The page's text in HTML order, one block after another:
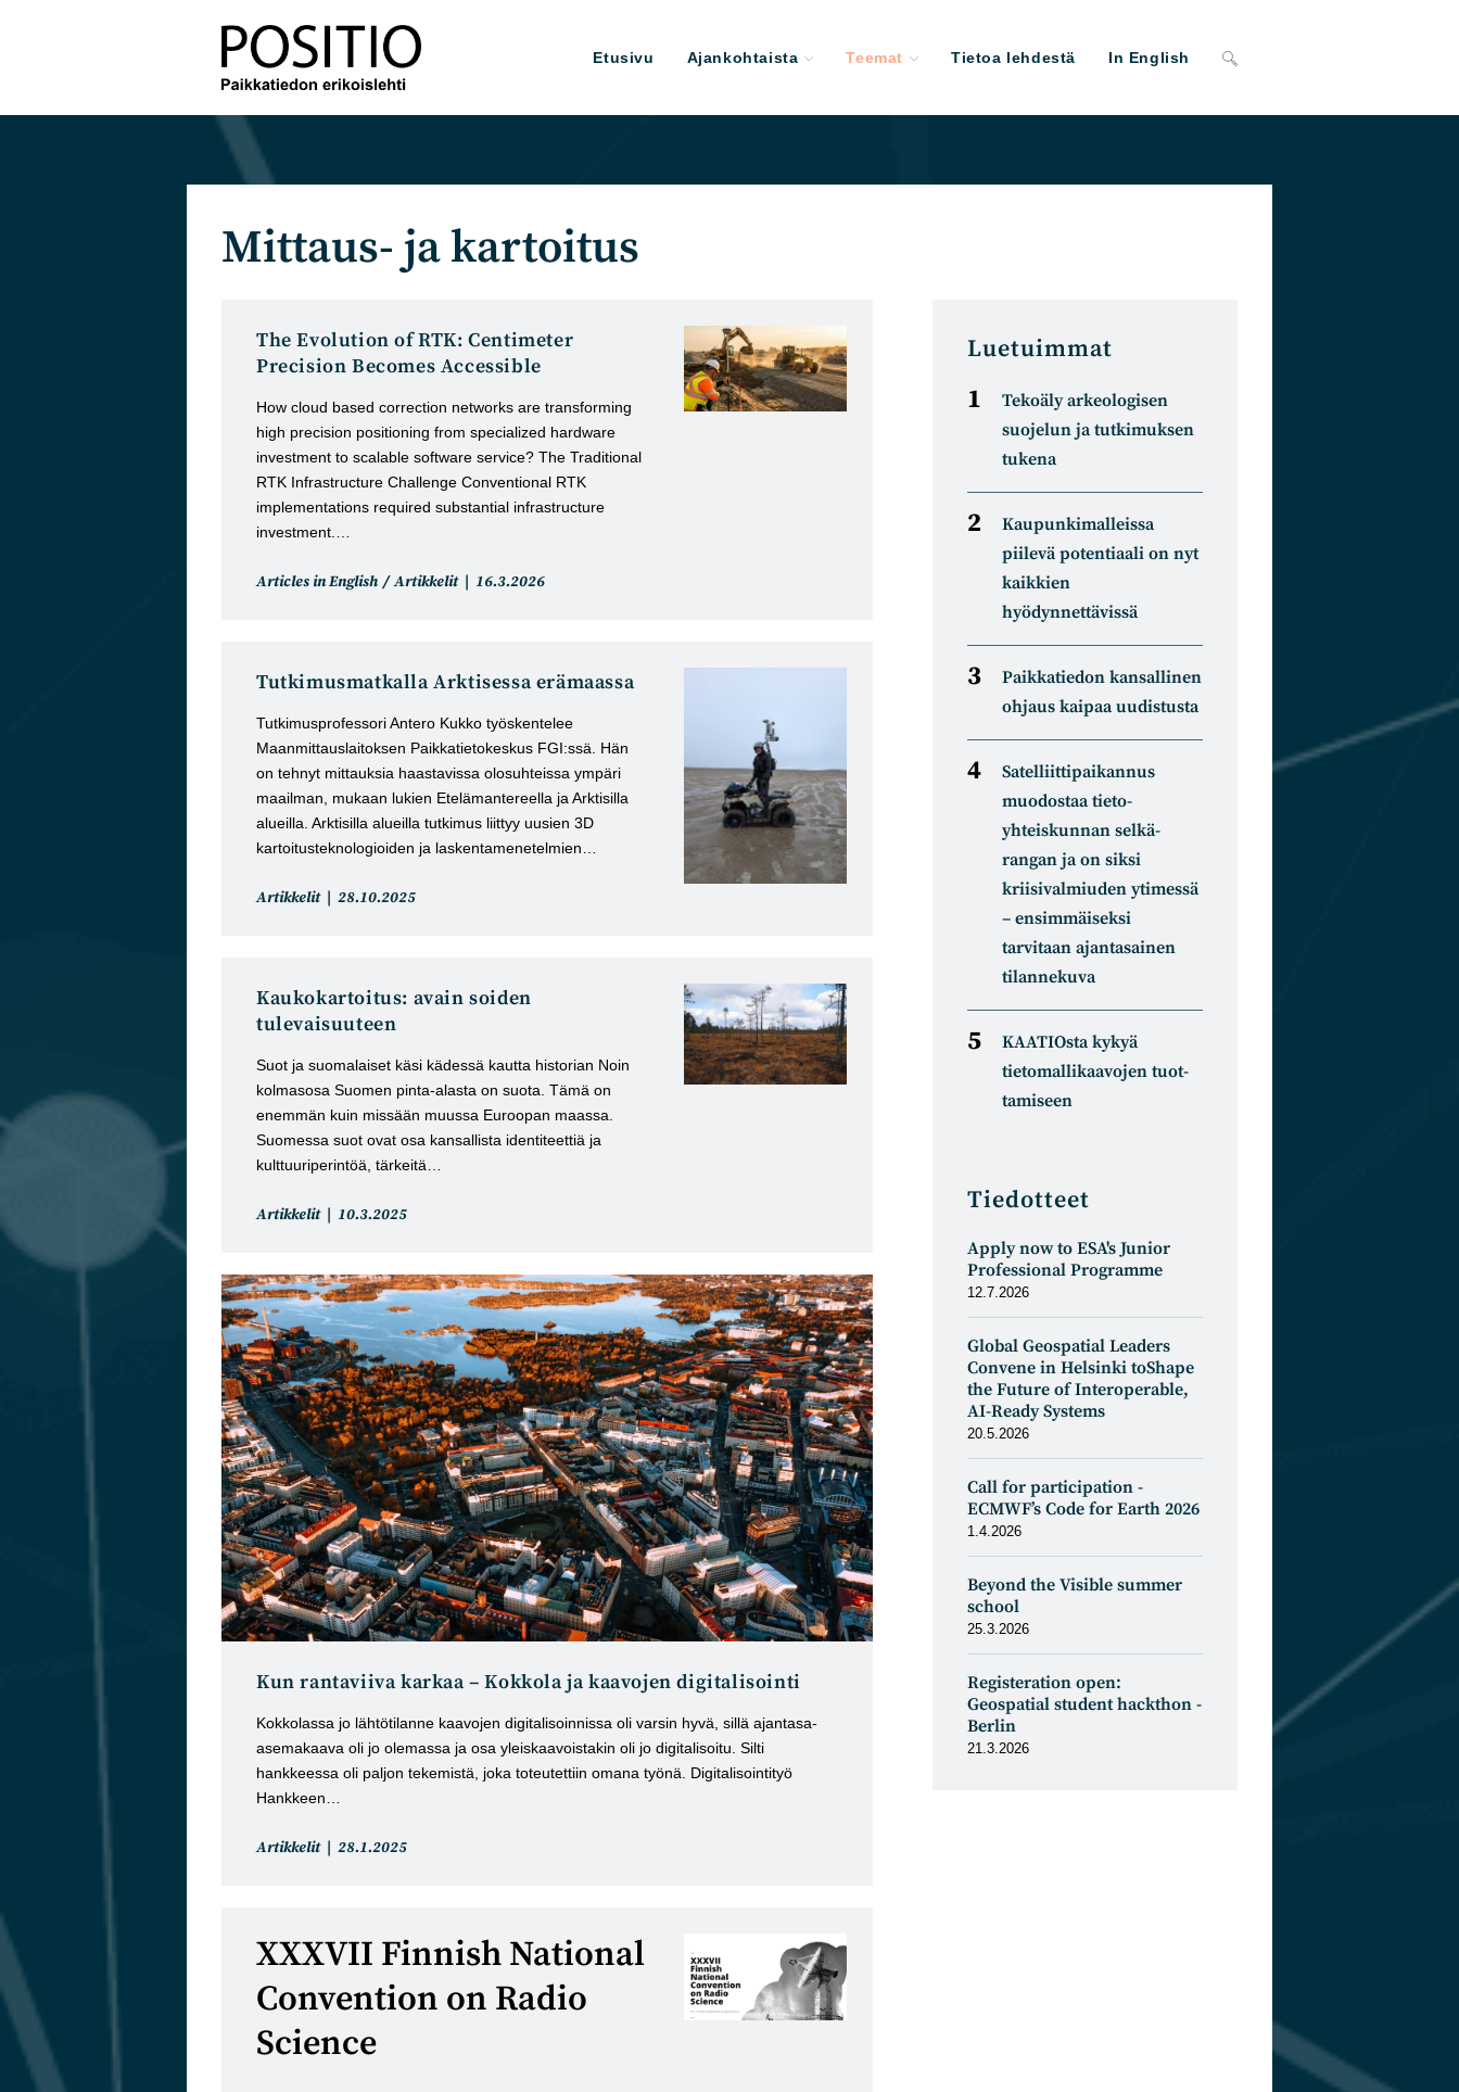
Etusivu Ajankohtaista Teemat Tietoa lehdestä In English Toggle
Mittaus- ja kartoitus
The Evolution of RTK: Centimeter
Precision Becomes Accessible
How cloud based correction networks are transforming
high precision positioning from specialized hardware
investment to scalable software service? The Traditional
RTK Infrastructure Challenge Conventional RTK
implementations required substantial infrastructure
investment.…
Artikkelin
Articles in English / Artikkelit
Artikkeli
16.3.2026
Tutkimusmatkalla Arktisessa erämaassa
Tutkimusprofessori Antero Kukko työskentelee
Maanmittauslaitoksen Paikkatietokeskus FGI:ssä. Hän
on tehnyt mittauksia haastavissa olosuhteissa ympäri
maailman, mukaan lukien Etelämantereella ja Arktisilla
alueilla. Arktisilla alueilla tutkimus liittyy uusien 3D
kartoitusteknologioiden ja laskentamenetelmien…
Artikkelin
Artikkelit
Artikkeli
28.10.2025
Kaukokartoitus: avain soiden
tulevaisuuteen
Suot ja suomalaiset käsi kädessä kautta historian Noin
kolmasosa Suomen pinta-alasta on suota. Tämä on
enemmän kuin missään muussa Euroopan maassa.
Suomessa suot ovat osa kansallista identiteettiä ja
kulttuuriperintöä, tärkeitä…
Artikkelin
Artikkelit
Artikkeli
10.3.2025
Kun rantaviiva karkaa – Kokkola ja kaavojen digitalisointi
Kokkolassa jo lähtötilanne kaavojen digitalisoinnissa oli varsin hyvä, sillä ajantasa-
asemakaava oli jo olemassa ja osa yleiskaavoistakin oli jo digitalisoitu. Silti
hankkeessa oli paljon tekemistä, joka toteutettiin omana työnä. Digitalisointityö
Hankkeen…
Artikkelin
Artikkelit
Artikkeli
28.1.2025
XXXVII Finnish National
Convention on Radio
Science
Luetuimmat
Tekoäly arkeologisen
suojelun ja tutkimuksen
tukena
Kaupunkimalleissa
piilevä potentiaali on nyt
kaikkien
hyödynnettävissä
Paikkatiedon kansallinen
ohjaus kaipaa uudistusta
Satelliitti­paikannus
muodostaa tieto­
yhteiskunnan selkä­
rangan ja on siksi
kriisivalmiuden ytimessä
– ensimmäiseksi
tarvitaan ajantasainen
tilannekuva
KAATIOsta kykyä
tietomal­likaa­vojen tuot­
tamiseen
Tiedotteet
Apply now to ESA's Junior
Professional Programme
12.7.2026
Global Geospatial Leaders
Convene in Helsinki toShape
the Future of Interoperable,
AI-Ready Systems
20.5.2026
Call for participation -
ECMWF’s Code for Earth 2026
1.4.2026
Beyond the Visible summer
school
25.3.2026
Registeration open:
Geospatial student hackthon -
Berlin
21.3.2026